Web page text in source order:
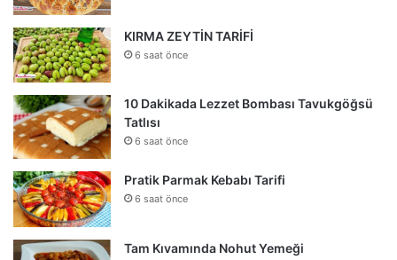
KIRMA ZEYTİN TARİFİ
6 saat önce
10 Dakikada Lezzet Bombası Tavukgöğsü
Tatlısı
6 saat önce
Pratik Parmak Kebabı Tarifi
6 saat önce
Tam Kıvamında Nohut Yemeği